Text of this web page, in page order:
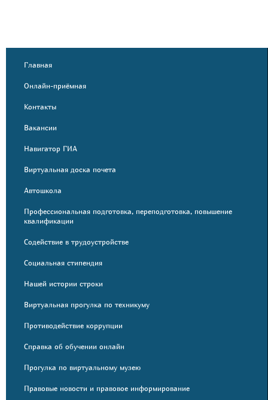
Главная
Онлайн-приёмная
Контакты
Вакансии
Навигатор ГИА
Виртуальная доска почета
Автошкола
Профессиональная подготовка, переподготовка, повышение
квалификации
Содействие в трудоустройстве
Социальная стипендия
Нашей истории строки
Виртуальная прогулка по техникуму
Противодействие коррупции
Справка об обучении онлайн
Прогулка по виртуальному музею
Правовые новости и правовое информирование